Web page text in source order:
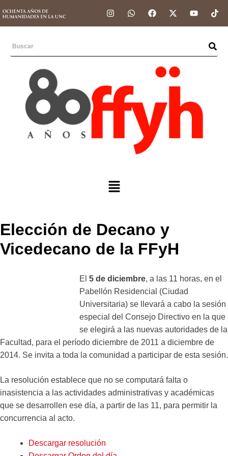
Elección de Decano y
Vicedecano de la FFyH
El 5 de diciembre, a las 11 horas, en el
Pabellón Residencial (Ciudad
Universitaria) se llevará a cabo la sesión
especial del Consejo Directivo en la que
se elegirá a las nuevas autoridades de la
Facultad, para el período diciembre de 2011 a diciembre de
2014. Se invita a toda la comunidad a participar de esta sesión.
La resolución establece que no se computará falta o
inasistencia a las actividades administrativas y académicas
que se desarrollen ese día, a partir de las 11, para permitir la
concurrencia al acto.
Descargar resolución